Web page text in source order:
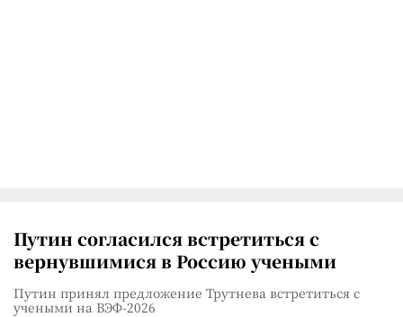
Путин согласился встретиться с
вернувшимися в Россию учеными
Путин принял предложение Трутнева встретиться с
учеными на ВЭФ-2026